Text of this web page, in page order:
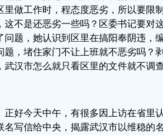
里做工作时，程态度恶劣，所以要限
这不是还恶劣一些吗？区委书记要对
问题，她认识到区里在搞阳奉阴违，
题，堵住家门不让上班就不恶劣吗？
武汉市怎么就只看区里的文件就不调
正好今天中午，有很多因上访在省里
名写信给中央，揭露武汉市以维稳的